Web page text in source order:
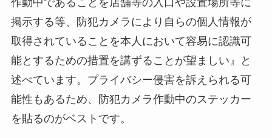
作動中であることを店舗等の入口や設置場所等に
掲示する等、防犯カメラにより自らの個人情報が
取得されていることを本人において容易に認識可
能とするための措置を講ずることが望ましい』と
述べています。プライバシー侵害を訴えられる可
能性もあるため、防犯カメラ作動中のステッカー
を貼るのがベストです。